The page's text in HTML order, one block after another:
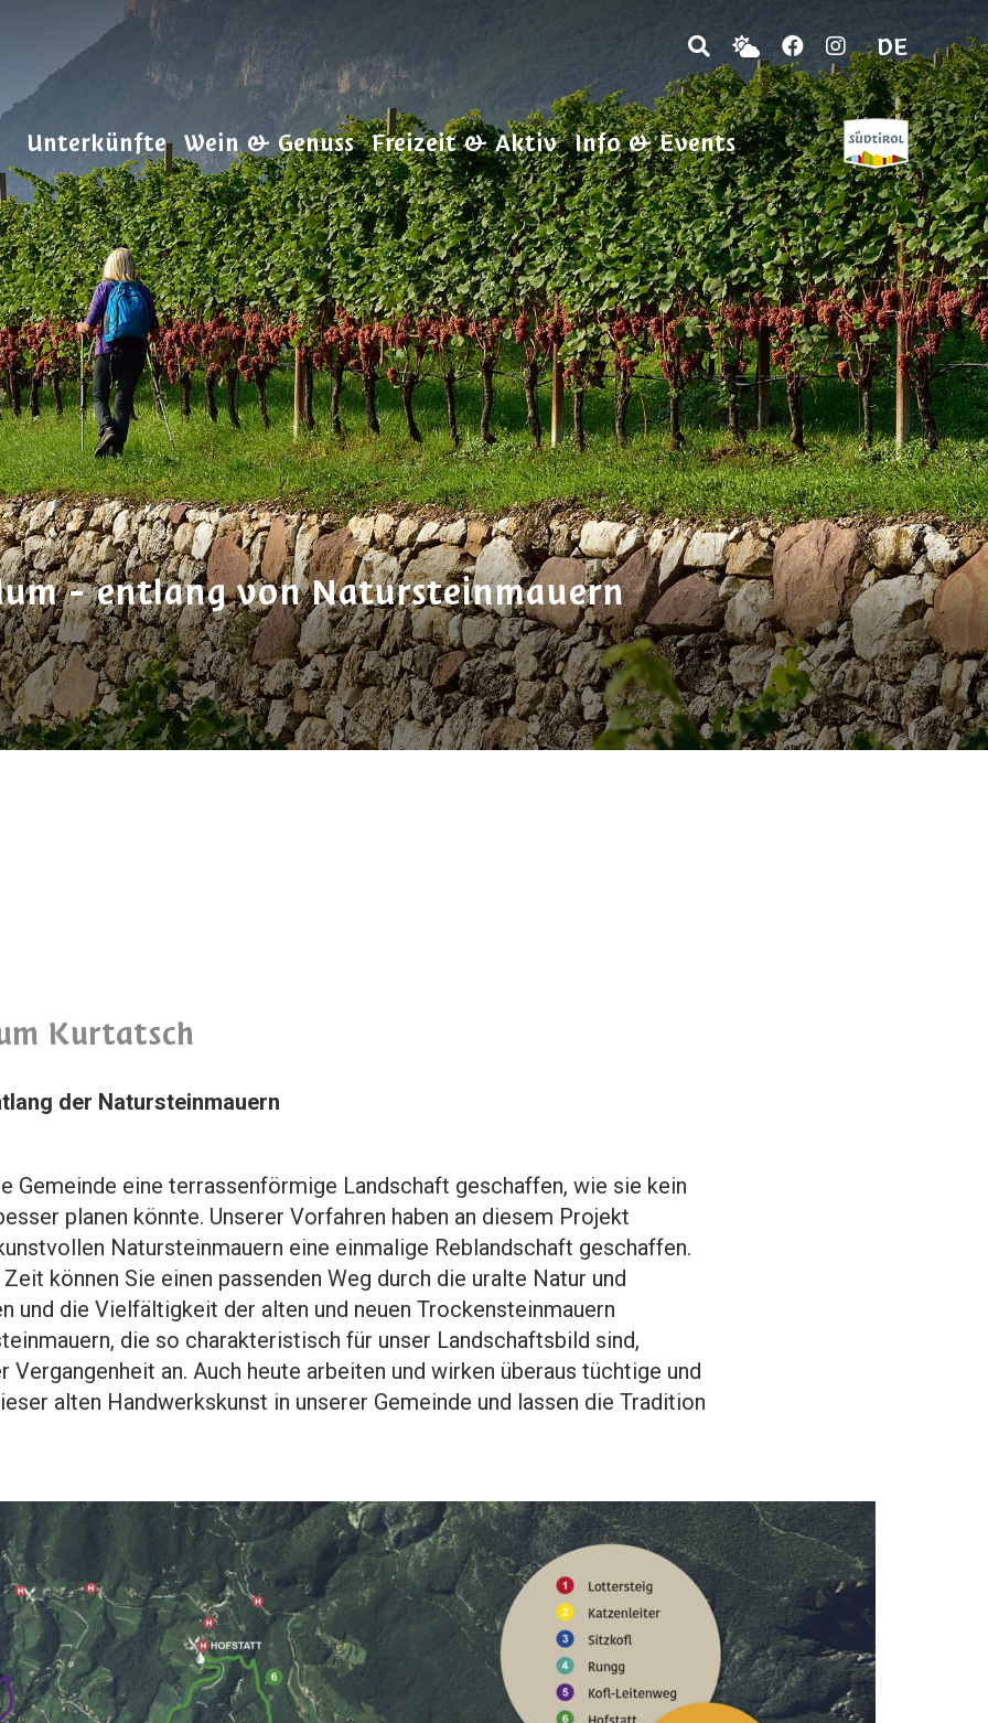
DE
Unterkünfte Wein & Genuss Freizeit & Aktiv Info & Events
- entlang von Natursteinmauern
Kurtatsch
der Natursteinmauern
Gemeinde eine terrassenförmige Landschaft geschaffen, wie sie kein
planen könnte. Unserer Vorfahren haben an diesem Projekt
Natursteinmauern eine einmalige Reblandschaft geschaffen.
können Sie einen passenden Weg durch die uralte Natur und
und die Vielfältigkeit der alten und neuen Trockensteinmauern
die so charakteristisch für unser Landschaftsbild sind,
Vergangenheit an. Auch heute arbeiten und wirken überaus tüchtige und
alten Handwerkskunst in unserer Gemeinde und lassen die Tradition